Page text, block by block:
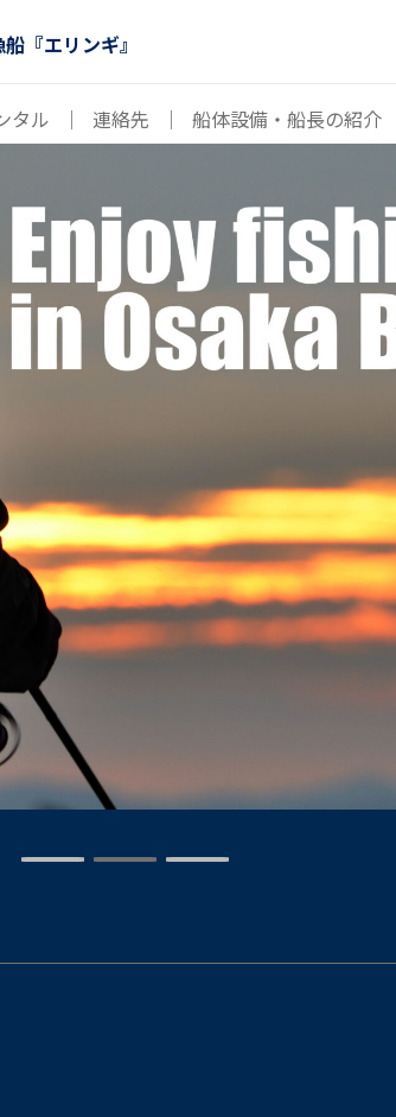
『エリンギ』
タル ｜ 連絡先 ｜ 船体設備・船長の紹介